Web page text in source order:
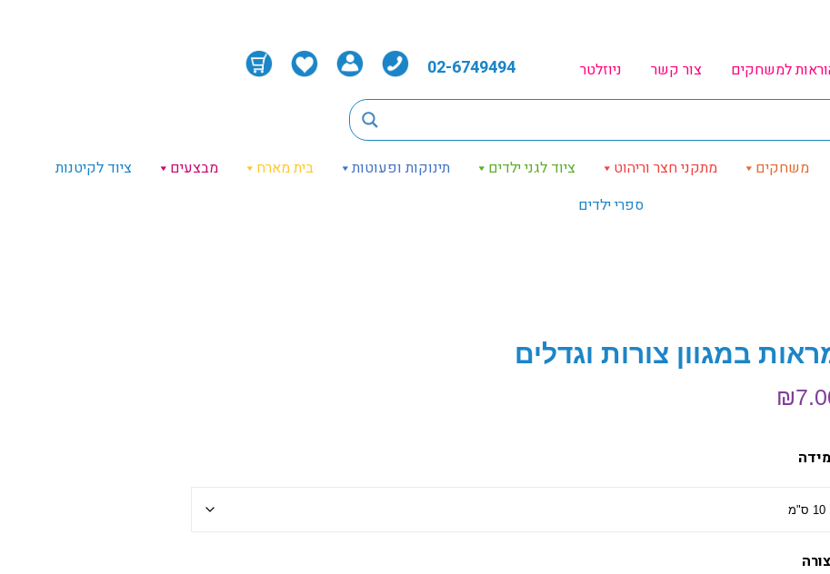
למשחקים צור קשר ניוזלטר 02-6749494
משחקים מתקני חצר וריהוט ציוד לגני ילדים תינוקות ופעוטות בית מארח מבצעים
ציוד לקיטנות
ספרי ילדים
במגוון צורות וגדלים
₪
מידה
צורה